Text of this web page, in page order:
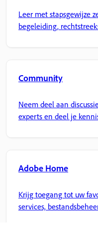
Leer met stapsgewijze
begeleiding,
Community
Neem deel aan
experts en deel je
Adobe Home
Krijg toegang tot uw
services,